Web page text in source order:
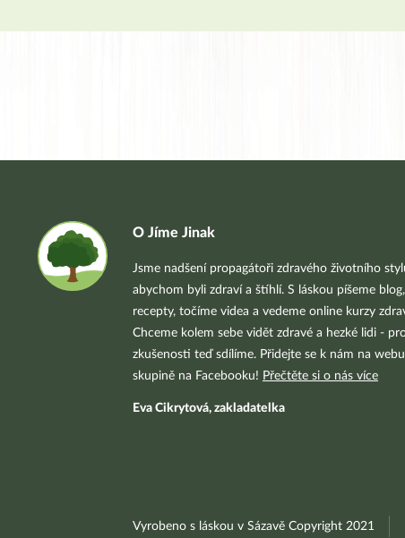
O Jíme Jinak
Jsme nadšení propagátoři zdravého životního
abychom byli zdraví a štíhlí. S láskou píšeme
recepty, točíme videa a vedeme online kurzy
Chceme kolem sebe vidět zdravé a hezké lidi -
zkušenosti teď sdílíme. Přidejte se k nám na
skupině na Facebooku! Přečtěte si o nás více
Eva Cikrytová, zakladatelka
Vyrobeno s láskou v Sázavě Copyright 2021